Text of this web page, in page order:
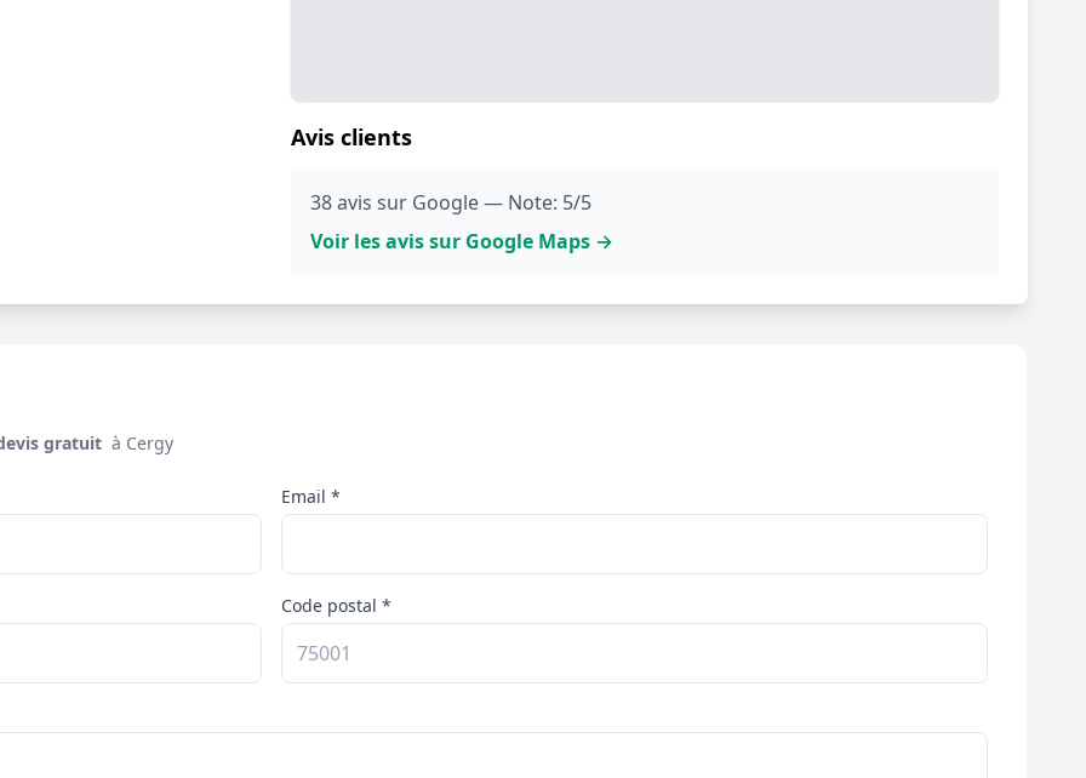
Avis clients
38 avis sur Google — Note: 5/5
Voir les avis sur Google Maps →
gratuit à Cergy
Email *
Code postal *